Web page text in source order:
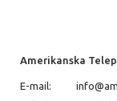
Amerikanska
E-mail: